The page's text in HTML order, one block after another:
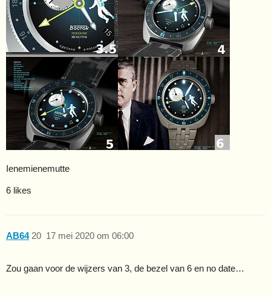
Ienemienemutte
6 likes
AB64 17 mei 2020 om 06:00
20
Zou gaan voor de wijzers van 3, de bezel van 6 en no date…